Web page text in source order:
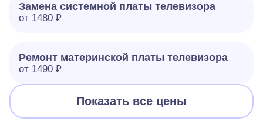
Замена системной платы телевизора
от 1480 ₽
Ремонт материнской платы телевизора
от 1490 ₽
Показать все цены